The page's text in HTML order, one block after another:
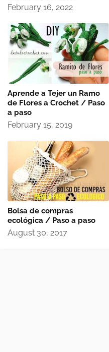
February 16, 2022
Aprende a Tejer un Ramo
de Flores a Crochet / Paso
a paso
February 15, 2019
Bolsa de compras
ecológica / Paso a paso
August 30, 2017